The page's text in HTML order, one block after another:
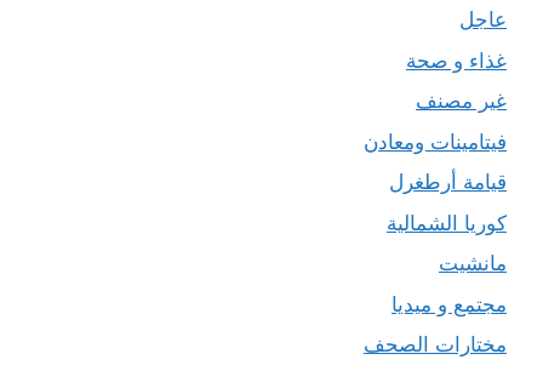
عاجل
غذاء و صحة
غير مصنف
فيتامينات ومعادن
قيامة أرطغرل
كوريا الشمالية
مانشيت
مجتمع و ميديا
مختارات الصحف